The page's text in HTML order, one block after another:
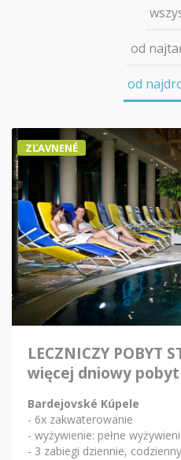
od
od
ZĽAVNENÉ
LECZNICZY POBYT
więcej dniowy pobyt
Bardejovské Kúpele
- 6x zakwaterowanie
- wyżywienie: pełne
- 3 zabiegi dziennie,